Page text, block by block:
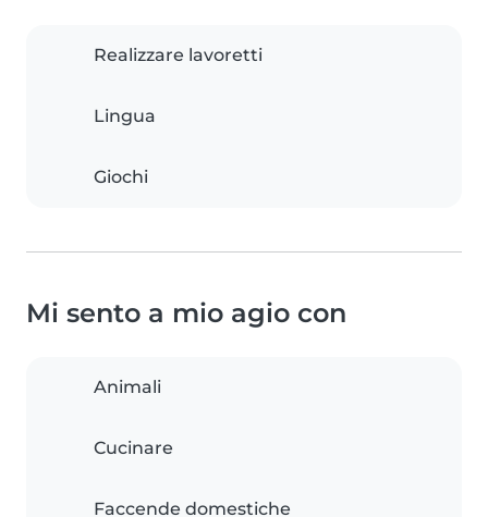
Realizzare lavoretti
Lingua
Giochi
Mi sento a mio agio con
Animali
Cucinare
Faccende domestiche